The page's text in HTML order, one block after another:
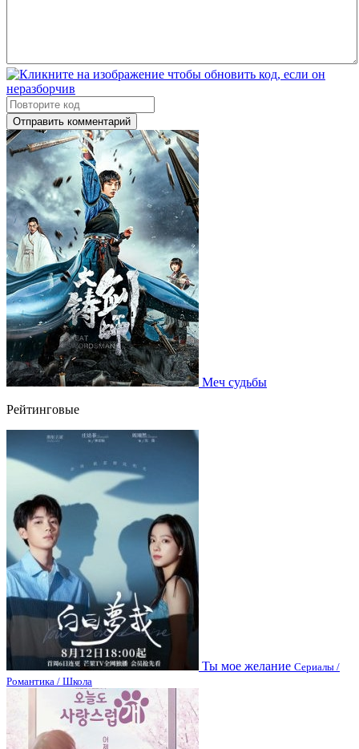
Отправить комментарий
Меч судьбы
Рейтинговые
Ты мое желание Сериалы /
Романтика / Школа